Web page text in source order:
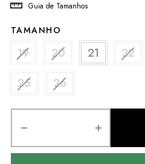
Guia de Tamanhos
TAMANHO
19 20 21 22
25
26